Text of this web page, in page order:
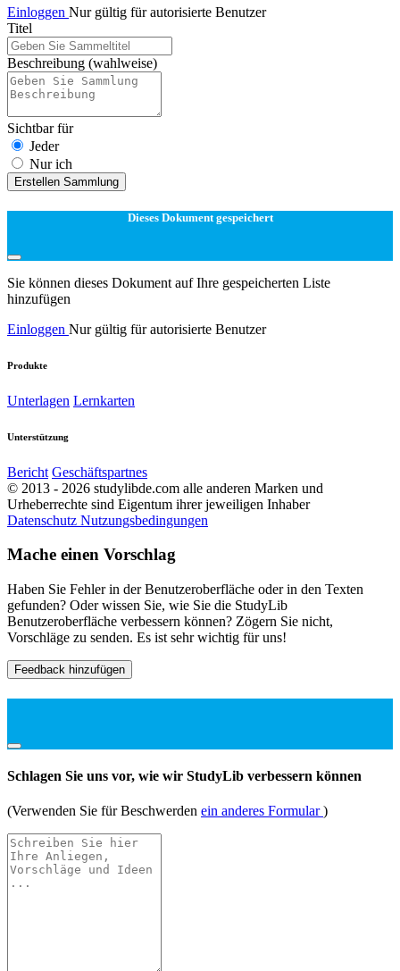
Einloggen Nur gültig für autorisierte Benutzer
Titel
Beschreibung (wahlweise)
Sichtbar für
Jeder
Nur ich
Erstellen Sammlung
Dieses Dokument gespeichert
Sie können dieses Dokument auf Ihre gespeicherten Liste
hinzufügen
Einloggen Nur gültig für autorisierte Benutzer
Produkte
Unterlagen Lernkarten
Unterstützung
Bericht Geschäftspartnes
© 2013 - 2026 studylibde.com alle anderen Marken und
Urheberrechte sind Eigentum ihrer jeweiligen Inhaber
Datenschutz Nutzungsbedingungen
Mache einen Vorschlag
Haben Sie Fehler in der Benutzeroberfläche oder in den Texten
gefunden? Oder wissen Sie, wie Sie die StudyLib
Benutzeroberfläche verbessern können? Zögern Sie nicht,
Vorschläge zu senden. Es ist sehr wichtig für uns!
Feedback hinzufügen
Schlagen Sie uns vor, wie wir StudyLib verbessern können
(Verwenden Sie für Beschwerden ein anderes Formular)